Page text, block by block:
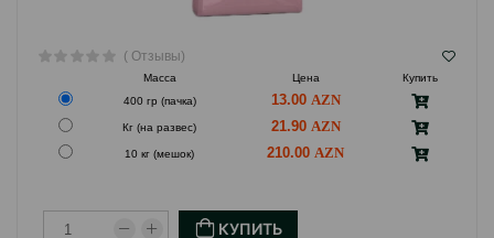
( Отзывы)
Масса Цена
Купить
400 гр (пачка)
13.00
Кг (на развес) 21.90
10 кг (мешок) 210.00
КУПИТЬ